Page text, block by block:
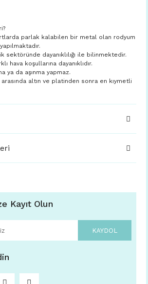
parlak kalabilen bir metal olan rodyum
sektöründe dayanıklılığı ile bilinmektedir.
hava koşullarına dayanıklıdır.
ya da aşınma yapmaz.
altın ve platinden sonra en kıymetli
Kayıt Olun
KAYDOL